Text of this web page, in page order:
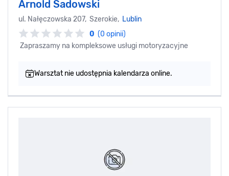
Arnold Sadowski
ul. Nałęczowska 207, Szerokie, Lublin
0 (0 opinii)
Zapraszamy na kompleksowe usługi motoryzacyjne
Warsztat nie udostępnia kalendarza online.